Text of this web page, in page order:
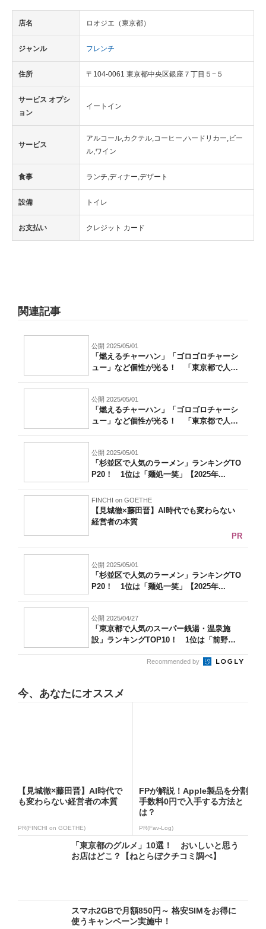
建設×テクノロジーの最前線
ちょっと気になるネットの話題
店名 ロオジエ（東京都）
ジャンル フレンチ
住所 〒104-0061 東京都中央区銀座７丁目５−５
サービス オプシ
ョン
イートイン
サービス
アルコール,カクテル,コーヒー,ハードリカー,ビー
ル,ワイン
食事 ランチ,ディナー,デザート
設備 トイレ
お支払い クレジット カード
関連記事
公開 2025/05/01
「燃えるチャーハン」「ゴロゴロチャーシ
ュー」など個性が光る！ 「東京都で人気
公開 2025/05/01
「燃えるチャーハン」「ゴロゴロチャーシ
ュー」など個性が光る！ 「東京都で人気
公開 2025/05/01
「杉並区で人気のラーメン」ランキングTO
P20！ 1位は「麺処一笑」【2025年...
FINCHI on GOETHE
【見城徹×藤田晋】AI時代でも変わらない
経営者の本質
PR
公開 2025/05/01
「杉並区で人気のラーメン」ランキングTO
P20！ 1位は「麺処一笑」【2025年...
公開 2025/04/27
「東京都で人気のスーパー銭湯・温泉施
設」ランキングTOP10！ 1位は「前野原
Recommended by
今、あなたにオススメ
【見城徹×藤田晋】AI時代で
も変わらない経営者の本質
PR(FINCHI on GOETHE)
FPが解説！Apple製品を分割
手数料0円で入手する方法と
は？
PR(Fav-Log)
「東京都のグルメ」10選！ おいしいと思う
お店はどこ？【ねとらぼクチコミ調べ】
スマホ2GBで月額850円～ 格安SIMをお得に
使うキャンペーン実施中！